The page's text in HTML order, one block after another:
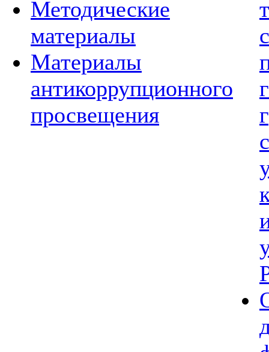
Методические
материалы
Материалы
антикоррупционного
просвещения